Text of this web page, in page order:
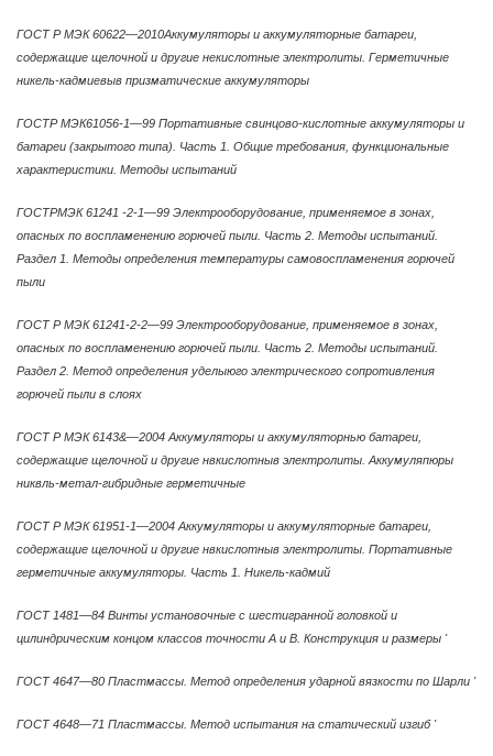
ГОСТ Р МЭК 60622—2010Аккумуляторы и аккумуляторные батареи,
содержащие щелочной и другие некислотные электролиты. Герметичные
никель-кадмиевыв призматические аккумуляторы
ГОСТР МЭК61056-1—99 Портативные свинцово-кислотные аккумуляторы и
батареи (закрытого типа). Часть 1. Общие требования, функциональные
характеристики. Методы испытаний
ГОСТРМЭК 61241 -2-1—99 Электрооборудование, применяемое в зонах,
опасных по воспламенению горючей пыли. Часть 2. Методы испытаний.
Раздел 1. Методы определения температуры самовоспламенения горючей
пыли
ГОСТ Р МЭК 61241-2-2—99 Электрооборудование, применяемое в зонах,
опасных по воспламенению горючей пыли. Часть 2. Методы испытаний.
Раздел 2. Метод определения уделыюго электрического сопротивления
горючей пыли в слоях
ГОСТ Р МЭК 6143&—2004 Аккумуляторы и аккумуляторнью батареи,
содержащие щелочной и другие нвкислотныв электролиты. Аккумуляпюры
никвль-метал-гибридные герметичные
ГОСТ Р МЭК 61951-1—2004 Аккумуляторы и аккумуляторные батареи,
содержащие щелочной и другие нвкислотныв электролиты. Портативные
герметичные аккумуляторы. Часть 1. Никель-кадмий
ГОСТ 1481—84 Винты установочные с шестигранной головкой и
цилиндрическим концом классов точности А и В. Конструкция и размеры '
ГОСТ 4647—80 Пластмассы. Метод определения ударной вязкости по Шарли '
ГОСТ 4648—71 Пластмассы. Метод испытания на статический изгиб '